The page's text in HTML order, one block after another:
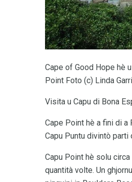
Cape of Good Hope hè
Point Foto (c) Linda
Visita u Capu di Bona
Cape Point hè a fini di a
Capu Puntu divintò parti
Capu Point hè solu
quantità volte. Un